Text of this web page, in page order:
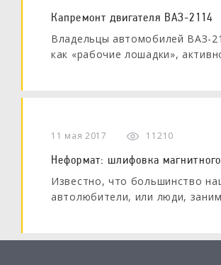
Капремонт двигателя ВАЗ-2114
Владельцы автомобилей ВАЗ-
как «рабочие лошадки»,
11 мая 2017 11210
Неформат: шлифовка
Известно, что большинство
автолюбители, или люди,
полиграфии.